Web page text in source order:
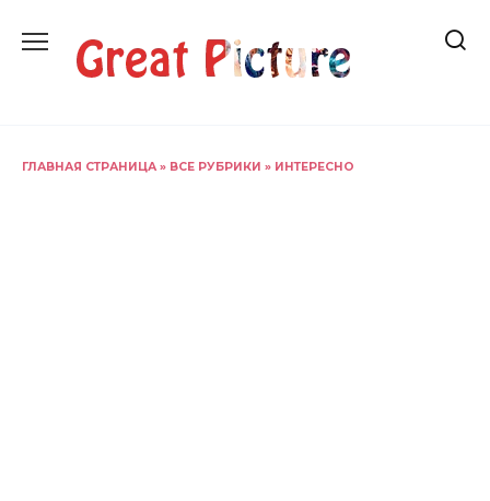
содержанию
ГЛАВНАЯ СТРАНИЦА » ВСЕ РУБРИКИ » ИНТЕРЕСНО